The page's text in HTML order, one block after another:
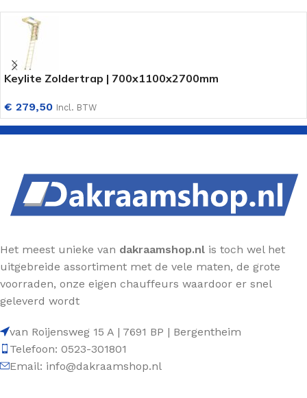
Keylite Zoldertrap | 700x1100x2700mm
€ 279,50 Incl. BTW
Het meest unieke van dakraamshop.nl is toch wel het
uitgebreide assortiment met de vele maten, de grote
voorraden, onze eigen chauffeurs waardoor er snel
geleverd wordt
van Roijensweg 15 A | 7691 BP | Bergentheim
Telefoon: 0523-301801
Email: info@dakraamshop.nl